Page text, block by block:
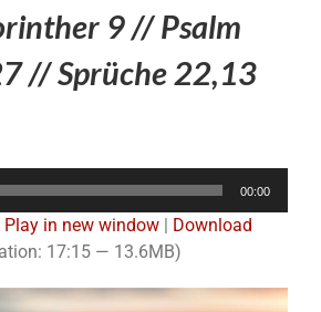
9 // Psalm
// Sprüche 22,13
Audio-
00:00
Play in new window|
Download
17:15 — 13.6MB)